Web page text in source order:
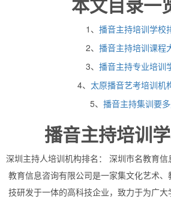
1、 播音主持培训学校
2、 播音主持培训课程
3、 播音主持专业培训
4、 太原播音艺考培训机
5、 播音主持集训要
播音主持培训
深圳主持人培训机构排名： 深圳市名教育
教育信息咨询有限公司是一家集文化艺术
技研发于一体的高科技企业，致力于为广